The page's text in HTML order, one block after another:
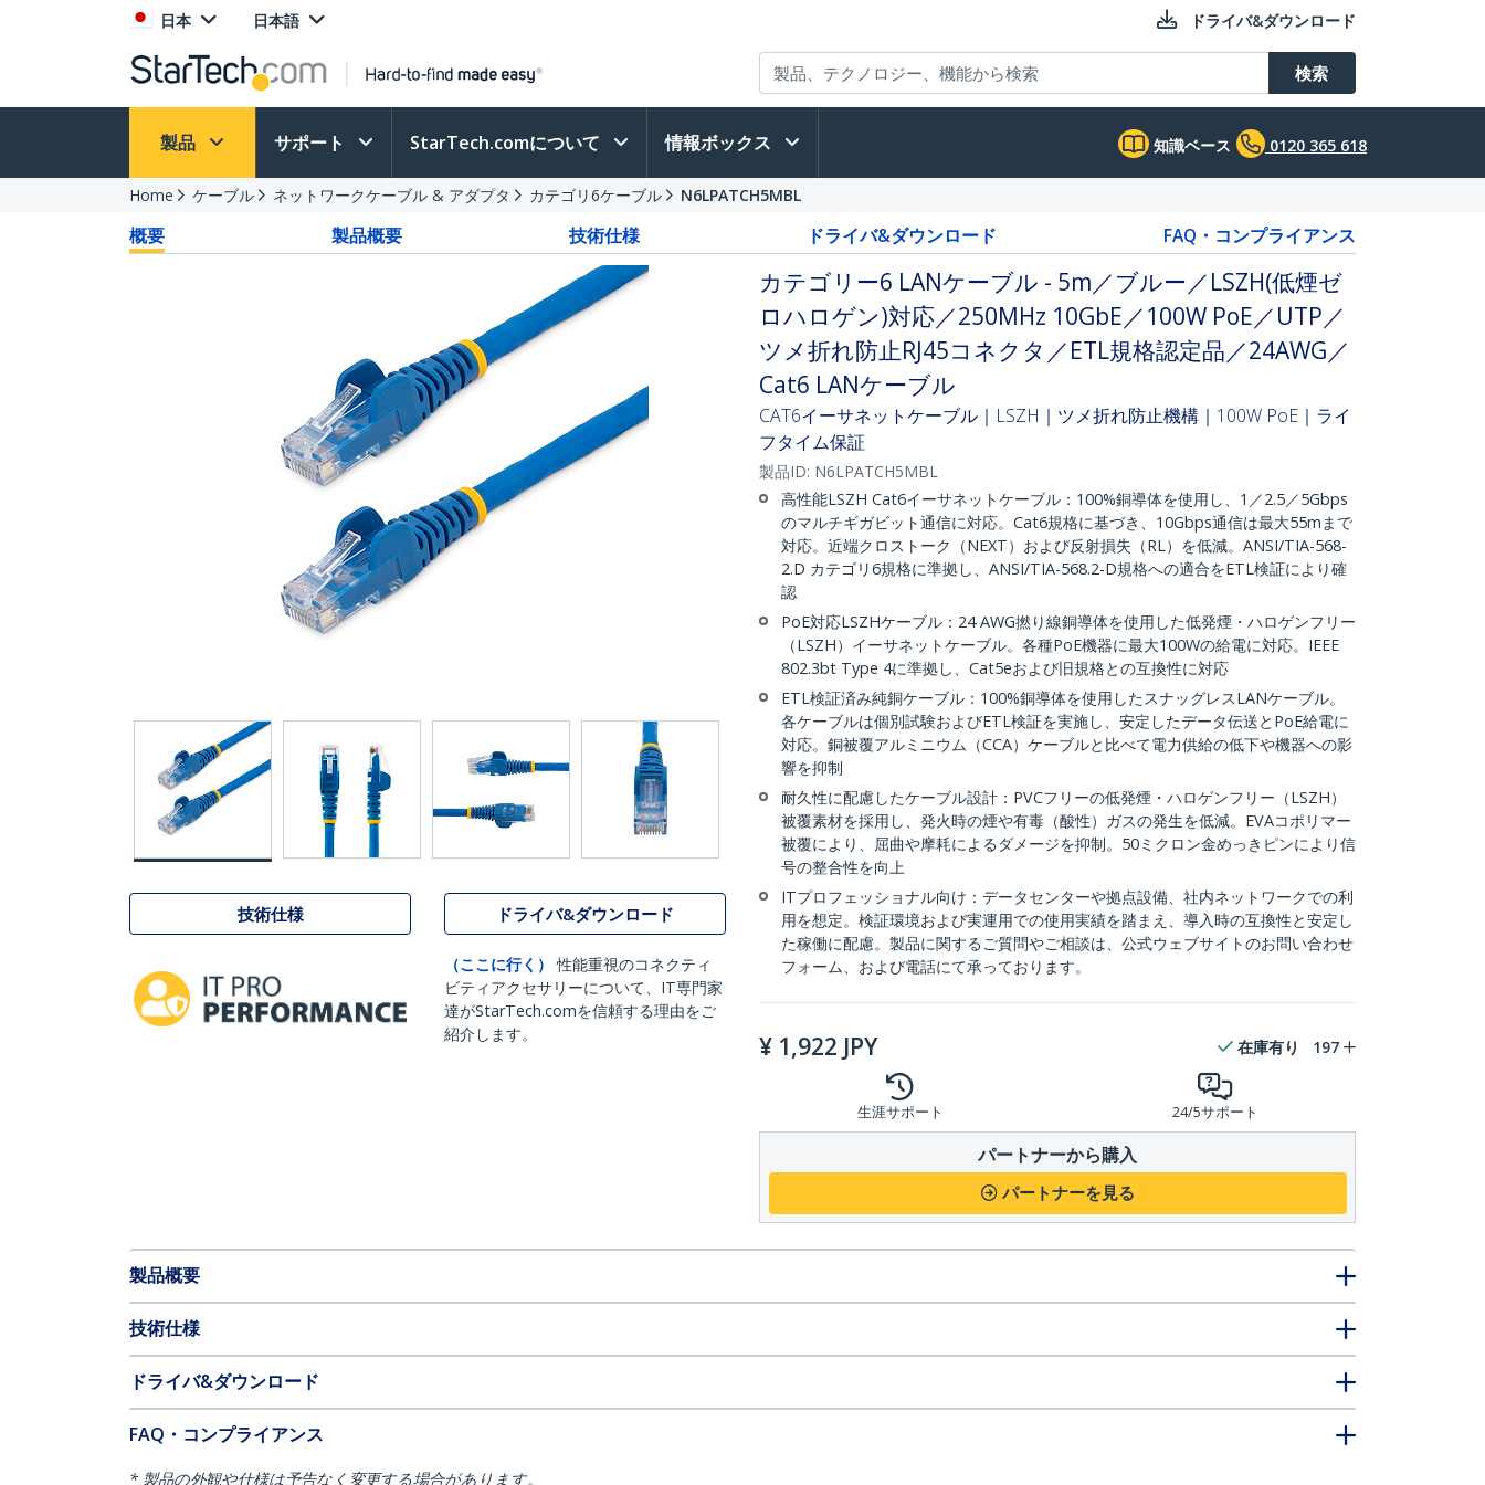
日本 日本語 ドライバ&ダウンロード
検索
製品 サポート StarTech.comについて 情報ボックス 知識ベース 0120 365 618
Home ケーブル ネットワークケーブル & アダプタ カテゴリ6ケーブル N6LPATCH5MBL
概要 製品概要 技術仕様 ドライバ&ダウンロード FAQ・コンプライアンス
技術仕様 ドライバ&ダウンロード
（ここに行く）
性能重視のコネクティ
ビティアクセサリーについて、IT専門家
達がStarTech.comを信頼する理由をご
紹介します。
カテゴリー6 LANケーブル - 5m／ブルー／LSZH(低煙ゼ
ロハロゲン)対応／250MHz 10GbE／100W PoE／UTP／
ツメ折れ防止RJ45コネクタ／ETL規格認定品／24AWG／
Cat6 LANケーブル
CAT6イーサネットケーブル｜LSZH｜ツメ折れ防止機構｜100W PoE｜ライ
フタイム保証
製品ID: N6LPATCH5MBL
高性能LSZH Cat6イーサネットケーブル：100%銅導体を使用し、1／2.5／5Gbps
のマルチギガビット通信に対応。Cat6規格に基づき、10Gbps通信は最大55mまで
対応。近端クロストーク（NEXT）および反射損失（RL）を低減。ANSI/TIA-568-
2.D カテゴリ6規格に準拠し、ANSI/TIA-568.2-D規格への適合をETL検証により確
認
PoE対応LSZHケーブル：24 AWG撚り線銅導体を使用した低発煙・ハロゲンフリー
（LSZH）イーサネットケーブル。各種PoE機器に最大100Wの給電に対応。IEEE
802.3bt Type 4に準拠し、Cat5eおよび旧規格との互換性に対応
ETL検証済み純銅ケーブル：100%銅導体を使用したスナッグレスLANケーブル。
各ケーブルは個別試験およびETL検証を実施し、安定したデータ伝送とPoE給電に
対応。銅被覆アルミニウム（CCA）ケーブルと比べて電力供給の低下や機器への影
響を抑制
耐久性に配慮したケーブル設計：PVCフリーの低発煙・ハロゲンフリー（LSZH）
被覆素材を採用し、発火時の煙や有毒（酸性）ガスの発生を低減。EVAコポリマー
被覆により、屈曲や摩耗によるダメージを抑制。50ミクロン金めっきピンにより信
号の整合性を向上
ITプロフェッショナル向け：データセンターや拠点設備、社内ネットワークでの利
用を想定。検証環境および実運用での使用実績を踏まえ、導入時の互換性と安定し
た稼働に配慮。製品に関するご質問やご相談は、公式ウェブサイトのお問い合わせ
フォーム、および電話にて承っております。
¥ 1,922 JPY 在庫有り 197
生涯サポート 24/5サポート
パートナーから購入
パートナーを見る
製品概要
技術仕様
ドライバ&ダウンロード
FAQ・コンプライアンス
* 製品の外観や仕様は予告なく変更する場合があります。